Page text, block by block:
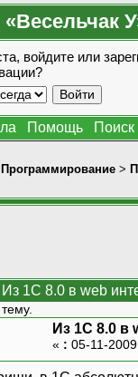
войдите или
Помощь Поиск
Программирование >
1С 8.0 в web
Из 1С 8.0 в
« : 05-11-